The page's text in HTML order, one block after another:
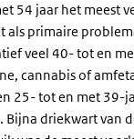
54 jaar het meest
als primaire
veel 40- tot en
cannabis of
25- tot en met 39-
driekwart van